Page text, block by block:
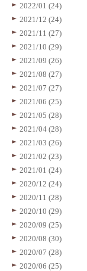
2022/01 (24)
2021/12 (24)
2021/11 (27)
2021/10 (29)
2021/09 (26)
2021/08 (27)
2021/07 (27)
2021/06 (25)
2021/05 (28)
2021/04 (28)
2021/03 (26)
2021/02 (23)
2021/01 (24)
2020/12 (24)
2020/11 (28)
2020/10 (29)
2020/09 (25)
2020/08 (30)
2020/07 (28)
2020/06 (25)